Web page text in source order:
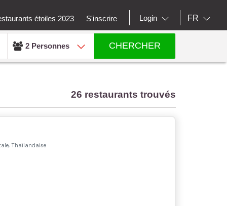
étoiles 2023 S'inscrire Login FR
2 Personnes CHERCHER
26 restaurants trouvés
Thaïlandaise